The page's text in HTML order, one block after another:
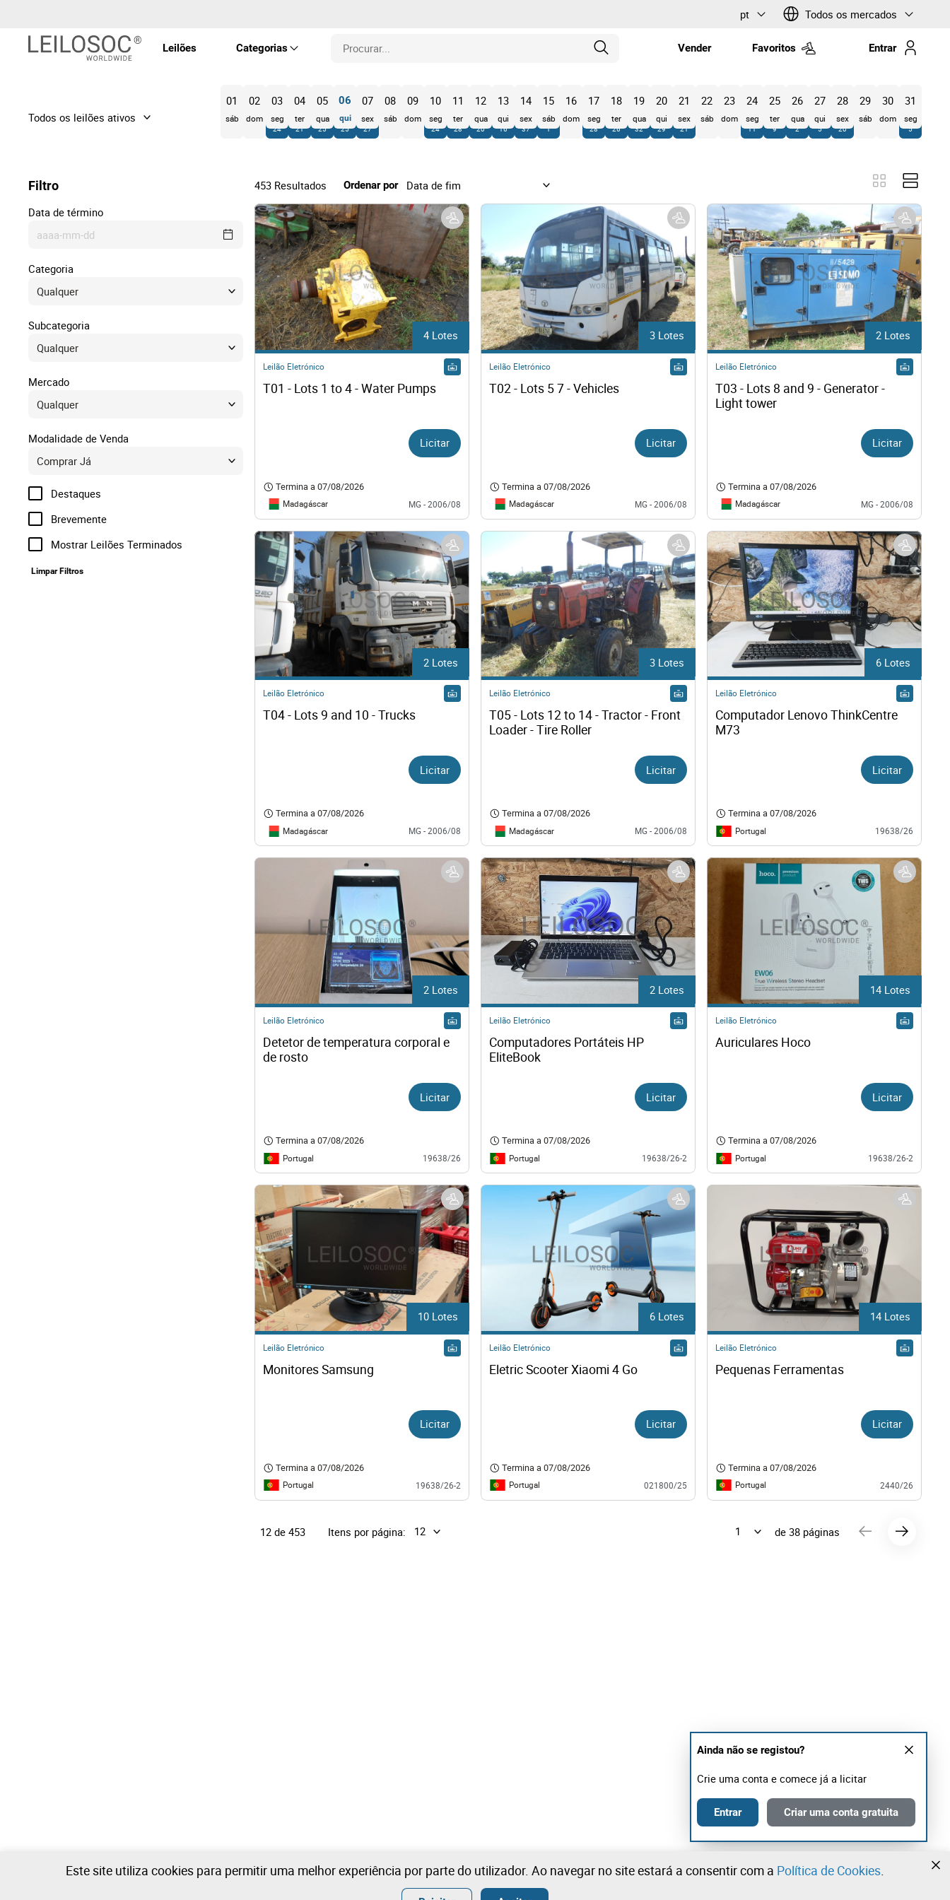
pt Todos os mercados
Leilões Categorias
Imóveis
Veículos
Equipamentos
Maquinaria
Arte e Colecionáveis
Direitos
Tecnologia
Outros
Vender Favoritos Entrar
01
sáb
02
dom
03
seg
24
04
ter
21
05
qua
25
06
qui
25
07
sex
27
08
sáb
09
dom
10
seg
24
11
ter
28
12
qua
20
13
qui
16
14
sex
37
15
sáb
1
16
dom
17
seg
28
18
ter
26
19
qua
32
20
qui
29
21
sex
21
22
sáb
23
dom
24
seg
11
25
ter
9
26
qua
2
27
qui
5
28
sex
20
29
sáb
30
dom
31
seg
5
Filtro 453 Resultados Ordenar por
Data de término
aaaa-mm-dd
Categoria
Subcategoria
Mercado
Modalidade de Venda
Destaques
Brevemente
Mostrar Leilões Terminados
Limpar Filtros
4 Lotes
Leilão Eletrónico
T01 - Lots 1 to 4 - Water Pumps
Licitar
Termina a07/08/2026
Madagáscar MG - 2006/08
3 Lotes
Leilão Eletrónico
T02 - Lots 5 7 - Vehicles
Licitar
Termina a07/08/2026
Madagáscar MG - 2006/08
2 Lotes
Leilão Eletrónico
T03 - Lots 8 and 9 - Generator -
Light tower
Licitar
Termina a07/08/2026
Madagáscar MG - 2006/08
2 Lotes
Leilão Eletrónico
T04 - Lots 9 and 10 - Trucks
Licitar
Termina a07/08/2026
Madagáscar MG - 2006/08
3 Lotes
Leilão Eletrónico
T05 - Lots 12 to 14 - Tractor - Front
Loader - Tire Roller
Licitar
Termina a07/08/2026
Madagáscar MG - 2006/08
6 Lotes
Leilão Eletrónico
Computador Lenovo ThinkCentre
M73
Licitar
Termina a07/08/2026
Portugal 19638/26
2 Lotes
Leilão Eletrónico
Detetor de temperatura corporal e
de rosto
Licitar
Termina a07/08/2026
Portugal 19638/26
2 Lotes
Leilão Eletrónico
Computadores Portáteis HP
EliteBook
Licitar
Termina a07/08/2026
Portugal 19638/26-2
14 Lotes
Leilão Eletrónico
Auriculares Hoco
Licitar
Termina a07/08/2026
Portugal 19638/26-2
10 Lotes
Leilão Eletrónico
Monitores Samsung
Licitar
Termina a07/08/2026
Portugal 19638/26-2
6 Lotes
Leilão Eletrónico
Eletric Scooter Xiaomi 4 Go
Licitar
Termina a07/08/2026
Portugal 021800/25
14 Lotes
Leilão Eletrónico
Pequenas Ferramentas
Licitar
Termina a07/08/2026
Portugal 2440/26
12 de 453 Itens por página: de 38 páginas
Ainda não se registou?
Crie uma conta e comece já a licitar
Entrar Criar uma conta gratuita
Este site utiliza cookies para permitir uma melhor experiência por parte do utilizador. Ao navegar no site estará a consentir com a Política de Cookies.